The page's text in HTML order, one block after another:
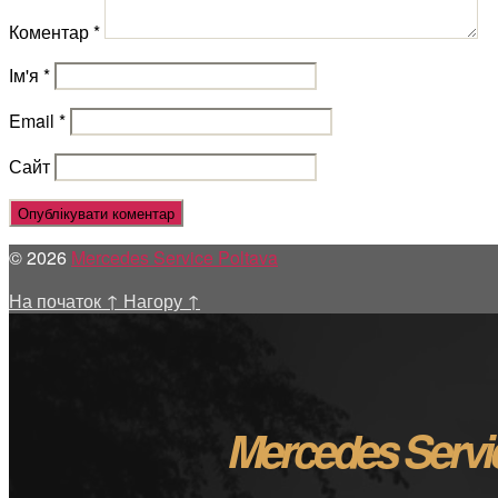
Коментар*
Ім'я *
Email *
Сайт
© 2026 Mercedes Service Poltava
На початок ↑ Нагору ↑
Mercedes